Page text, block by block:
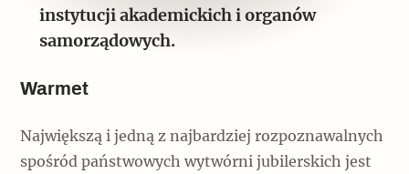
instytucji akademickich i organów
samorządowych.
Warmet
Największą i jedną z najbardziej rozpoznawalnych
spośród państwowych wytwórni jubilerskich jest